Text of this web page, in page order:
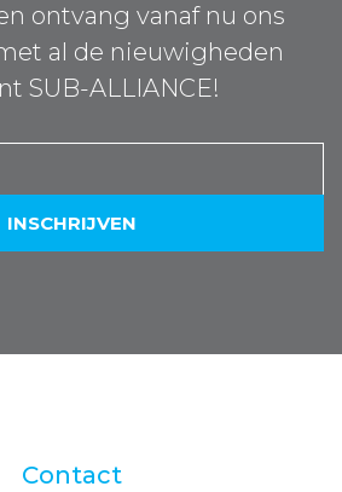
ontvang vanaf nu ons
al de nieuwigheden
SUB-ALLIANCE!
Contact